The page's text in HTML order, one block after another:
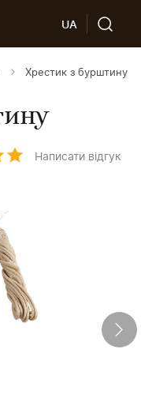
UA
Хрестик з бурштину
Написати відгук